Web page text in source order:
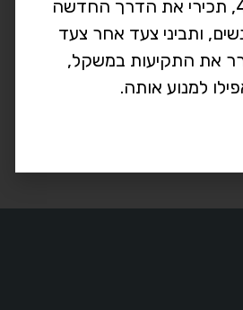
אחרי גיל 40, תכירי את הדרך החדשה
ותביני צעד אחר צעד
את התקיעות במשקל,
למנוע אותה.